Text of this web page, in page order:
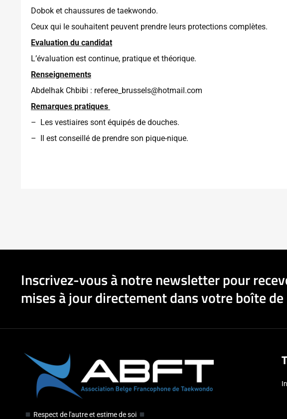
Dobok et chaussures de taekwondo.
Ceux qui le souhaitent peuvent prendre leurs protections complètes.
Evaluation du candidat
L’évaluation est continue, pratique et théorique.
Renseignements
Abdelhak Chbibi : referee_brussels@hotmail.com
Remarques pratiques
– Les vestiaires sont équipés de douches.
– Il est conseillé de prendre son pique-nique.
Inscrivez-vous à notre newsletter pour
mises à jour directement dans votre boîte
Respect de l'autre et estime de soi